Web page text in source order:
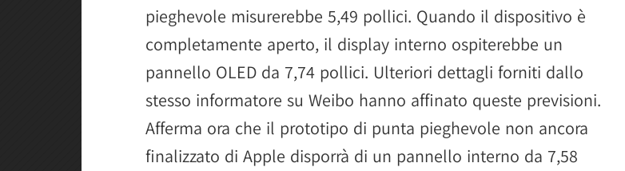
pieghevole misurerebbe 5,49 pollici. Quando il dispositivo è
completamente aperto, il display interno ospiterebbe un
pannello OLED da 7,74 pollici. Ulteriori dettagli forniti dallo
stesso informatore su Weibo hanno affinato queste previsioni.
Afferma ora che il prototipo di punta pieghevole non ancora
finalizzato di Apple disporrà di un pannello interno da 7,58